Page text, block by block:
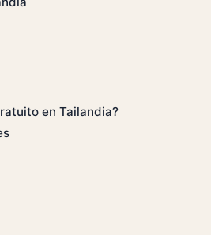
en Tailandia?